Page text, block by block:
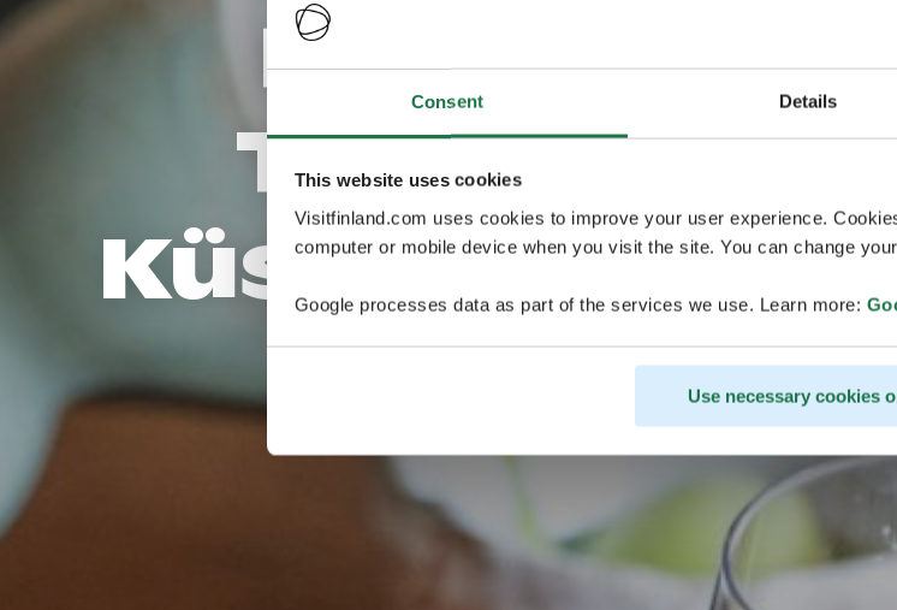
Consent Details
This website uses cookies
Visitfinland.com uses cookies to improve your user experience.
computer or mobile device when you visit the site. You can change
Google processes data as part of the services we use. Learn more:
Use necessary cookies
Finnlands
Tasting in
Küsten- und
Die Bewerbungsfrist für Finnlands
Küsten- und Schärenmeer